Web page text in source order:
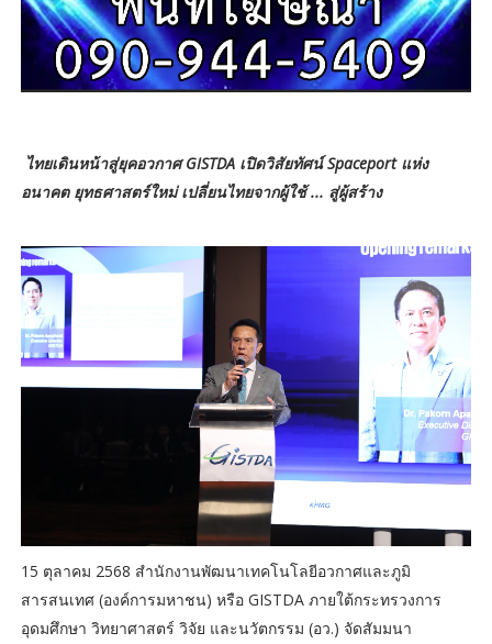
ไทยเดินหน้าสู่ยุคอวกาศ GISTDA เปิดวิสัยทัศน์ Spaceport แห่ง
อนาคต ยุทธศาสตร์ใหม่ เปลี่ยนไทยจากผู้ใช้ ... สู่ผู้สร้าง
15 ตุลาคม 2568 สำนักงานพัฒนาเทคโนโลยีอวกาศและภูมิ
สารสนเทศ (องค์การมหาชน) หรือ GISTDA ภายใต้กระทรวงการ
อุดมศึกษา วิทยาศาสตร์ วิจัย และนวัตกรรม (อว.) จัดสัมมนา